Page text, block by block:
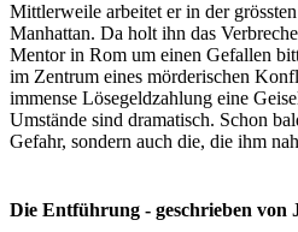
Mittlerweile arbeitet er in der
Manhattan. Da holt ihn das
Mentor in Rom um einen Gefallen
im Zentrum eines mörderischen
immense Lösegeldzahlung eine
Umstände sind dramatisch. Schon
Gefahr, sondern auch die, die ihm
Die Entführung - geschrieben von